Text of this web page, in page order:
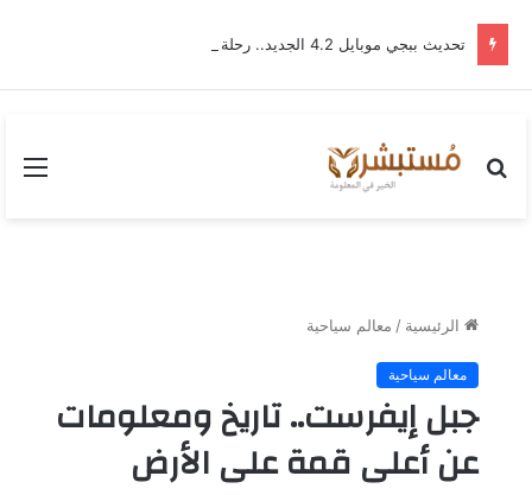
بحث
الرئيسية / معالم سياحية
معالم سياحية
جبل إيفرست.. تاريخ ومعلومات
عن أعلى قمة على الأرض